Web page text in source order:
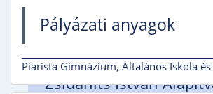
Mosonmagyaróvári
Rendház
Zsidanits István
Pályázati anyagok
Piarista Gimnázium, Általános Iskola